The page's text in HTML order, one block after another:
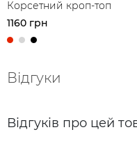
Корсетний кроп-топ
1160 грн
Відгуки
Відгуків про цей